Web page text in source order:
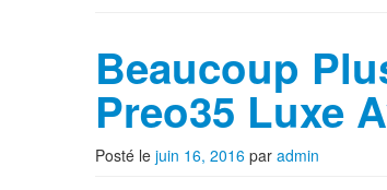
Beaucoup
Preo35 Luxe
Posté le juin 16, 2016 par admin